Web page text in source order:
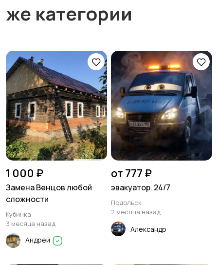
же категории
1 000 ₽
Замена Венцов любой
сложности
Кубинка
3 месяца назад
Андрей
от 777 ₽
эвакуатор. 24/7
Подольск
2 месяца назад
Александр